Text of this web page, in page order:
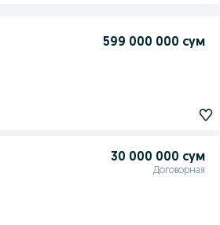
599 000 000 сум
30 000 000 сум
Договорная